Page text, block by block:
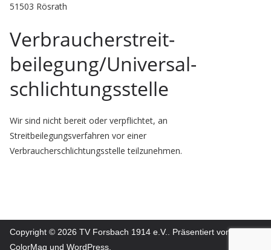
51503 Rösrath
Verbraucher­streit­
beilegung/Universal­
schlichtungs­stelle
Wir sind nicht bereit oder verpflichtet, an
Streitbeilegungsverfahren vor einer
Verbraucherschlichtungsstelle teilzunehmen.
Copyright © 2026 TV Forsbach 1914 e.V.
. Präsentiert von
ColorMag und WordPress